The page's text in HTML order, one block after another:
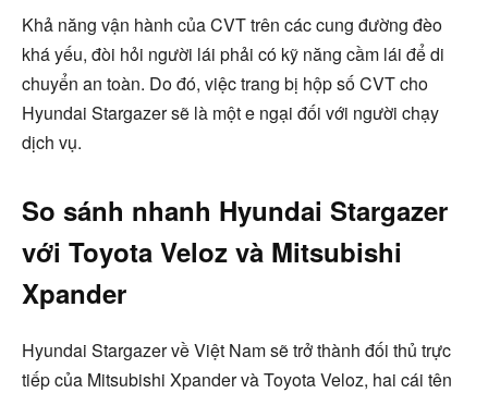
Khả năng vận hành của CVT trên các cung đường đèo
khá yếu, đòi hỏi người lái phải có kỹ năng cầm lái để di
chuyển an toàn. Do đó, việc trang bị hộp số CVT cho
Hyundai Stargazer sẽ là một e ngại đối với người chạy
dịch vụ.
So sánh nhanh Hyundai Stargazer
với Toyota Veloz và Mitsubishi
Xpander
Hyundai Stargazer về Việt Nam sẽ trở thành đối thủ trực
tiếp của Mitsubishi Xpander và Toyota Veloz, hai cái tên